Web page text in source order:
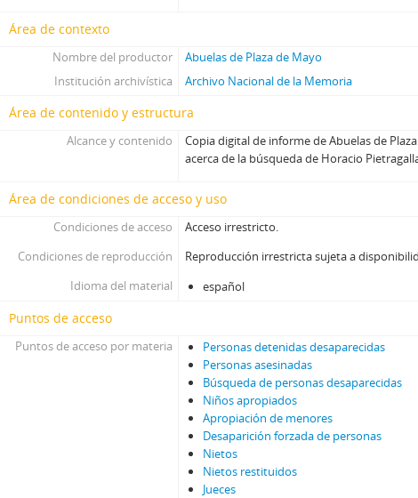
Área de contexto
Nombre del productor
Abuelas de Plaza de Mayo
Institución archivística
Archivo Nacional de la Memoria
Área de contenido y estructura
Alcance y contenido
Copia digital de informe de Abuelas de
acerca de la búsqueda de Horacio
Área de condiciones de acceso y uso
Condiciones de acceso
Acceso irrestricto.
Condiciones de reproducción
Reproducción irrestricta sujeta a
Idioma del material
español
Puntos de acceso
Puntos de acceso por materia
Personas detenidas desaparecidas
Personas asesinadas
Búsqueda de personas desaparecidas
Niños apropiados
Apropiación de menores
Desaparición forzada de personas
Nietos
Nietos restituidos
Jueces